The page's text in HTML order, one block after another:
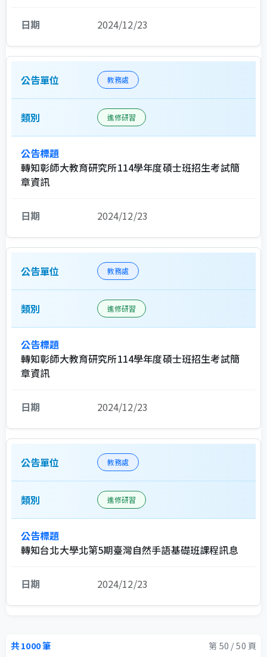
2024/12/23
教務處
進修研習
轉知彰師大教育研究所114學年度碩士班招生考試簡
章資訊
2024/12/23
教務處
進修研習
轉知彰師大教育研究所114學年度碩士班招生考試簡
章資訊
2024/12/23
教務處
進修研習
轉知台北大學北第5期臺灣自然手語基礎班課程訊息
2024/12/23
共1000筆 第50 /50 頁